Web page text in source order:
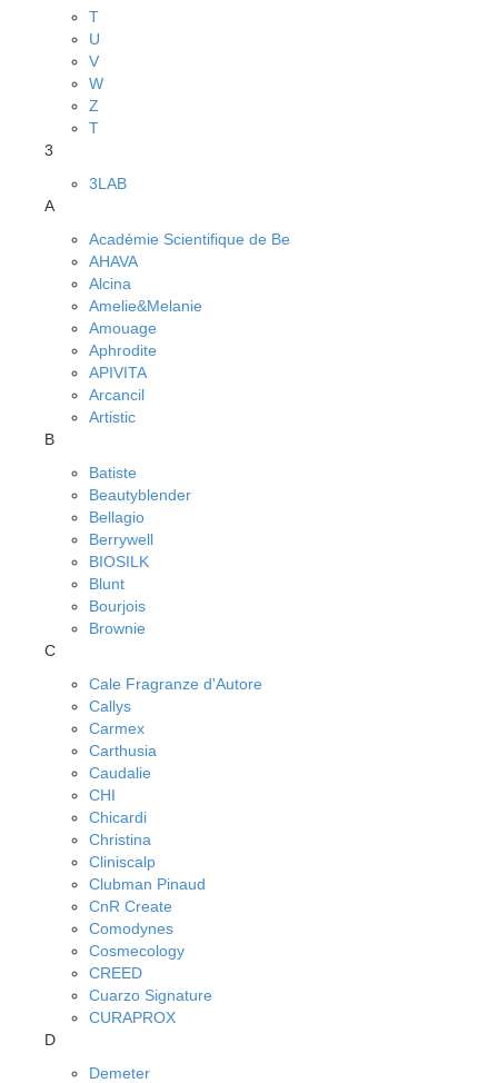
T
U
V
W
Z
Т
3
3LAB
A
Académie Scientifique de Be
AHAVA
Alcina
Amelie&Melanie
Amouage
Aphrodite
APIVITA
Arcancil
Artistic
B
Batiste
Beautyblender
Bellagio
Berrywell
BIOSILK
Blunt
Bourjois
Brownie
C
Cale Fragranze d'Autore
Callys
Carmex
Carthusia
Caudalie
CHI
Chicardi
Christina
Cliniscalp
Clubman Pinaud
CnR Create
Comodynes
Cosmecology
CREED
Cuarzo Signature
CURAPROX
D
Demeter